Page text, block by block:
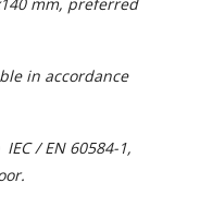
in accordance
/ EN 60584-1,